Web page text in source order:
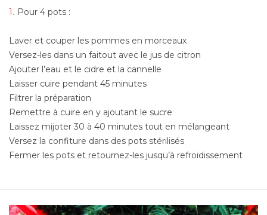
Pour 4 pots :
Laver et couper les pommes en morceaux
Versez-les dans un faitout avec le jus de citron
Ajouter l’eau et le cidre et la cannelle
Laisser cuire pendant 45 minutes
Filtrer la préparation
Remettre à cuire en y ajoutant le sucre
Laissez mijoter 30 à 40 minutes tout en mélangeant
Versez la confiture dans des pots stérilisés
Fermer les pots et retournez-les jusqu’à refroidissement